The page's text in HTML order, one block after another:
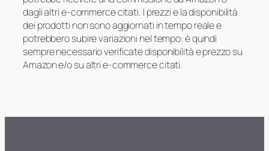
dagli altri e-commerce citati. I prezzi e la disponibilità
dei prodotti non sono aggiornati in tempo reale e
potrebbero subire variazioni nel tempo: è quindi
sempre necessario verificate disponibilità e prezzo su
Amazon e/o su altri e-commerce citati.